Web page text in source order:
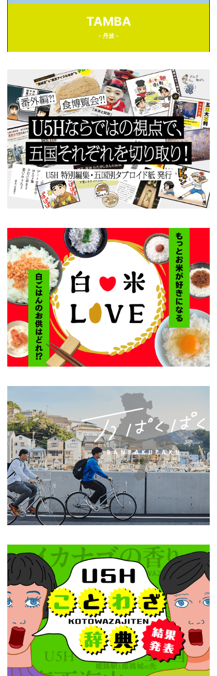
TAMBA
- 丹波 -